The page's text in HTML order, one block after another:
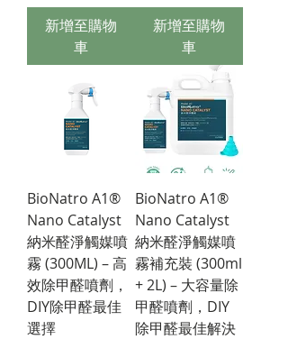
新增至購物
車
新增至購物
車
BioNatro A1®
Nano Catalyst
納米醛淨觸媒噴
霧 (300ML) – 高
效除甲醛噴劑，
DIY除甲醛最佳
選擇
BioNatro A1®
Nano Catalyst
納米醛淨觸媒噴
霧補充裝 (300ml
+ 2L) – 大容量除
甲醛噴劑，DIY
除甲醛最佳解決